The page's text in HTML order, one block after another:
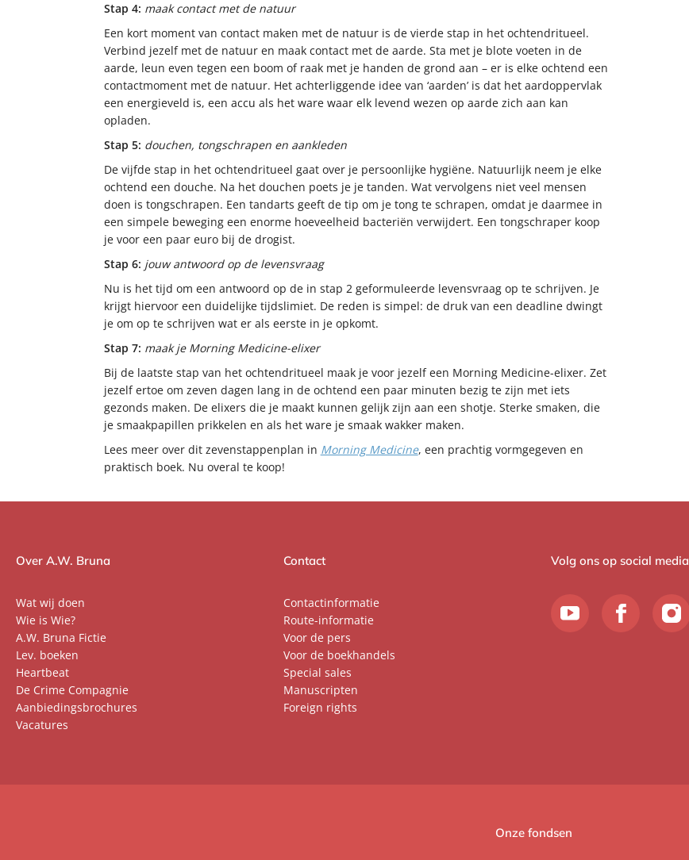
Stap 4: maak contact met de natuur
Een kort moment van contact maken met de natuur is de vierde stap in het ochtendritueel.
Verbind jezelf met de natuur en maak contact met de aarde. Sta met je blote voeten in de
aarde, leun even tegen een boom of raak met je handen de grond aan – er is elke ochtend een
contactmoment met de natuur. Het achterliggende idee van ‘aarden’ is dat het aardoppervlak
een energieveld is, een accu als het ware waar elk levend wezen op aarde zich aan kan
opladen.
Stap 5: douchen, tongschrapen en aankleden
De vijfde stap in het ochtendritueel gaat over je persoonlijke hygiëne. Natuurlijk neem je elke
ochtend een douche. Na het douchen poets je je tanden. Wat vervolgens niet veel mensen
doen is tongschrapen. Een tandarts geeft de tip om je tong te schrapen, omdat je daarmee in
een simpele beweging een enorme hoeveelheid bacteriën verwijdert. Een tongschraper koop
je voor een paar euro bij de drogist.
Stap 6: jouw antwoord op de levensvraag
Nu is het tijd om een antwoord op de in stap 2 geformuleerde levensvraag op te schrijven. Je
krijgt hiervoor een duidelijke tijdslimiet. De reden is simpel: de druk van een deadline dwingt
je om op te schrijven wat er als eerste in je opkomt.
Stap 7: maak je Morning Medicine-elixer
Bij de laatste stap van het ochtendritueel maak je voor jezelf een Morning Medicine-elixer. Zet
jezelf ertoe om zeven dagen lang in de ochtend een paar minuten bezig te zijn met iets
gezonds maken. De elixers die je maakt kunnen gelijk zijn aan een shotje. Sterke smaken, die
je smaakpapillen prikkelen en als het ware je smaak wakker maken.
Lees meer over dit zevenstappenplan in Morning Medicine, een prachtig vormgegeven en
praktisch boek. Nu overal te koop!
Over A.W. Bruna
Wat wij doen
Wie is Wie?
A.W. Bruna Fictie
Lev. boeken
Heartbeat
De Crime Compagnie
Aanbiedingsbrochures
Vacatures
Contact
Contactinformatie
Route-informatie
Voor de pers
Voor de boekhandels
Special sales
Manuscripten
Foreign rights
Volg ons op social media
Onze fondsen